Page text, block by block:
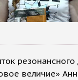
резонансного
величие»